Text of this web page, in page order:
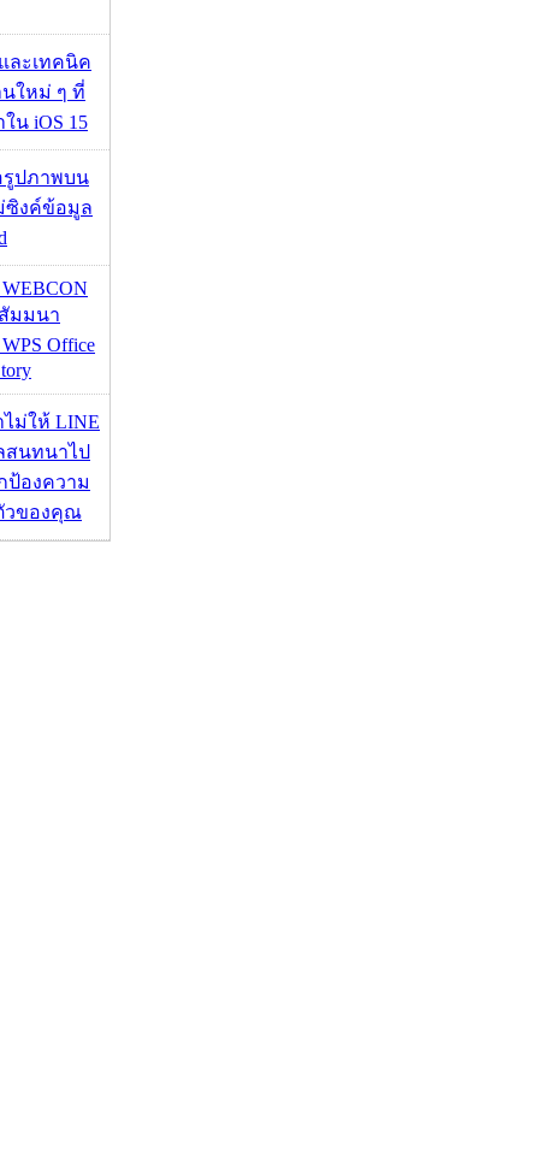
ละเทคนิค
ใหม่ ๆ ที่
น iOS 15
รูปภาพบน
ซิงค์ข้อมูล
WEBCON
มมนา
Office
ม่ให้ LINE
สนทนาไป
ป้องความ
วของคุณ